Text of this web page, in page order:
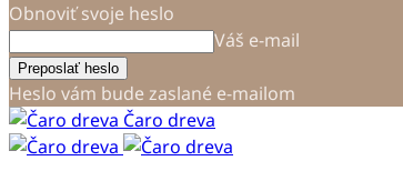
Obnoviť svoje heslo
Váš e-mail
Heslo vám bude zaslané e-mailom
Čaro dreva